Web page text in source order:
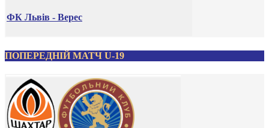
ФК Львів - Верес
ПОПЕРЕДНІЙ МАТЧ U-19